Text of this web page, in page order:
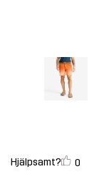
Hjälpsamt? 0